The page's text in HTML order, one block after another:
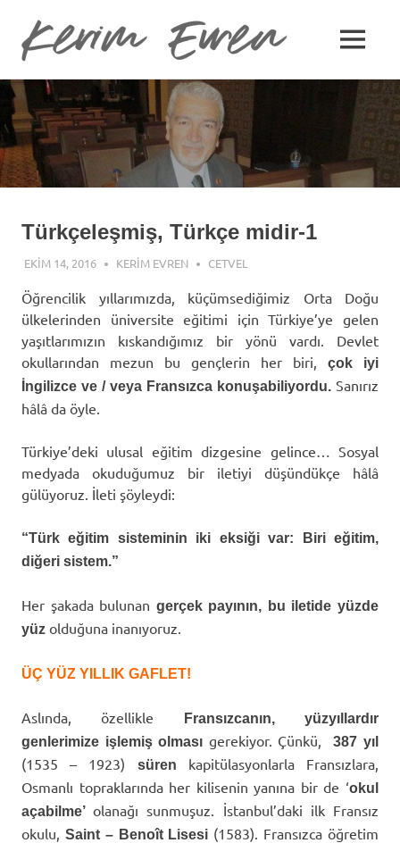
Skip
content
Kerim
Evren
Evren'in
Güncel
Yazıları
MENU
Türkçeleşmiş, Türkçe midir-1
EKIM 14, 2016 KERIM EVREN CETVEL
Öğrencilik yıllarımızda, küçümsediğimiz Orta Doğu
ülkelerinden üniversite eğitimi için Türkiye’ye gelen
yaşıtlarımızın kıskandığımız bir yönü vardı. Devlet
okullarından mezun bu gençlerin her biri, çok iyi
İngilizce ve / veya Fransızca konuşabiliyordu. Sanırız
hâlâ da öyle.
Türkiye’deki ulusal eğitim dizgesine gelince… Sosyal
medyada okuduğumuz bir iletiyi düşündükçe hâlâ
gülüyoruz. İleti şöyleydi:
“Türk eğitim sisteminin iki eksiği var: Biri eğitim,
diğeri sistem.”
Her şakada bulunan gerçek payının, bu iletide yüzde
yüz olduğuna inanıyoruz.
ÜÇ YÜZ YILLIK GAFLET!
Aslında, özellikle
Fransızcanın, yüzyıllardır
genlerimize işlemiş olması gerekiyor. Çünkü,387 yıl
(1535 – 1923) süren
kapitülasyonlarla Fransızlara,
Osmanlı topraklarında her kilisenin yanına bir de ‘okul
açabilme’olanağı sunmuşuz. İstanbul’daki ilk Fransız
okulu, Saint – Benoît Lisesi (1583). Fransızca öğretim